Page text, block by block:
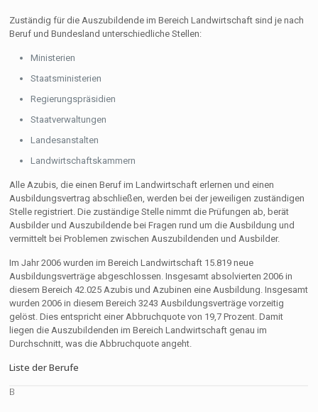
Zuständig für die Auszubildende im Bereich Landwirtschaft sind je nach
Beruf und Bundesland unterschiedliche Stellen:
Ministerien
Staatsministerien
Regierungspräsidien
Staatverwaltungen
Landesanstalten
Landwirtschaftskammern
Alle Azubis, die einen Beruf im Landwirtschaft erlernen und einen
Ausbildungsvertrag abschließen, werden bei der jeweiligen zuständigen
Stelle registriert. Die zuständige Stelle nimmt die Prüfungen ab, berät
Ausbilder und Auszubildende bei Fragen rund um die Ausbildung und
vermittelt bei Problemen zwischen Auszubildenden und Ausbilder.
Im Jahr 2006 wurden im Bereich Landwirtschaft 15.819 neue
Ausbildungsverträge abgeschlossen. Insgesamt absolvierten 2006 in
diesem Bereich 42.025 Azubis und Azubinen eine Ausbildung. Insgesamt
wurden 2006 in diesem Bereich 3243 Ausbildungsverträge vorzeitig
gelöst. Dies entspricht einer Abbruchquote von 19,7 Prozent. Damit
liegen die Auszubildenden im Bereich Landwirtschaft genau im
Durchschnitt, was die Abbruchquote angeht.
Liste der Berufe
B